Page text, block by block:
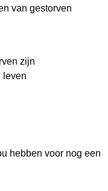
van gestorven
zijn
leven
hebben voor nog een